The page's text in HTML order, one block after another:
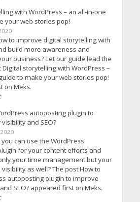
with WordPress – an all-in-one
your web stories pop!
to improve digital storytelling with
build more awareness and
business? Let our guide lead the
Digital storytelling with WordPress –
to make your web stories pop!
on Meks.
autoposting plugin to
and SEO?
can use the WordPress
for your content efforts and
your time management but your
as well? The post How to
autoposting plugin to improve
SEO? appeared first on Meks.